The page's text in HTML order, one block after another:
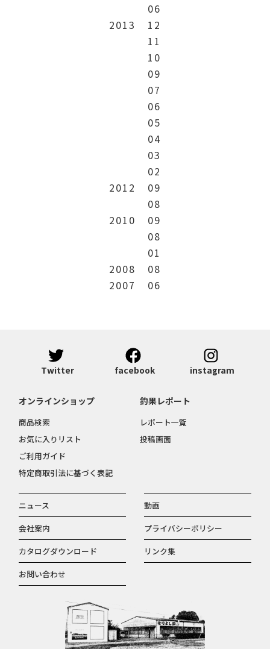
06
2013
12
11
10
09
07
06
05
04
03
02
2012
09
08
2010
09
08
01
2008
08
2007
06
Twitter facebook instagram
ニュース
動画
会社案内
プライバシーポリシー
カタログダウンロード
リンク集
お問い合わせ
オンラインショップ
商品検索
お気に入りリスト
ご利用ガイド
特定商取引法に基づく表記
釣果レポート
レポート一覧
投稿画面